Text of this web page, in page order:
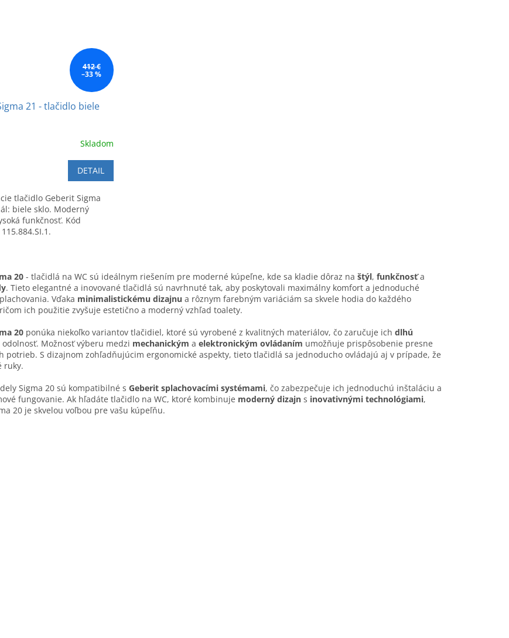
412 €
–33 %
21 - tlačidlo biele
Skladom
DETAIL
tlačidlo Geberit Sigma
biele sklo. Moderný
funkčnosť. Kód
l
á
d
a
i
e
p
k
y
20 - tlačidlá na WC sú ideálnym riešením pre moderné kúpeľne, kde sa kladie dôraz na štýl, funkčnosťa
. Tieto elegantné a inovované tlačidlá sú navrhnuté tak, aby poskytovali maximálny komfort a jednoduché
Vďaka minimalistickému dizajnu a rôznym farebným variáciám sa skvele hodia do každého
ich použitie zvyšuje estetično a moderný vzhľad toalety.
20 ponúka niekoľko variantov tlačidiel, ktoré sú vyrobené z kvalitných materiálov, čo zaručuje ich dlhú
Možnosť výberu medzi mechanickým a elektronickým ovládaním umožňuje prispôsobenie presne
potrieb. S dizajnom zohľadňujúcim ergonomické aspekty, tieto tlačidlá sa jednoducho ovládajú aj v prípade, že
ruky.
Sigma 20 sú kompatibilné s Geberit splachovacími systémami, čo zabezpečuje ich jednoduchú inštaláciu a
fungovanie. Ak hľadáte tlačidlo na WC, ktoré kombinuje moderný dizajn s inovativnými technológiami,
20 je skvelou voľbou pre vašu kúpeľňu.